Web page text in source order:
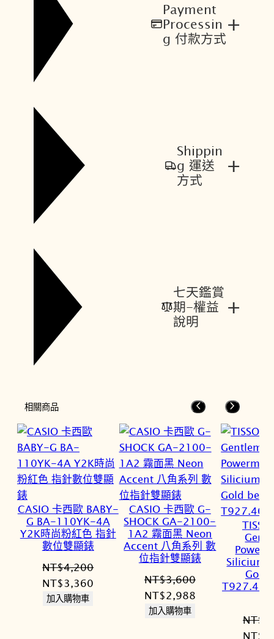
Payment
Processin
g 付款方式
+
Shippin
g 運送
方式
+
七天鑑賞
期-權益
說明
+
相關商品
CASIO 卡西歐 BABY-
G BA-110YK-4A
Y2K時尚粉紅色 指針
數位雙顯錶
NT$4,200
原
始
NT$3,360
加入購物車
CASIO 卡西歐 G-
SHOCK GA-2100-
1A2 霧面黑 Neon
Accent 八角系列 數
位指針雙顯錶
NT$3,600
原
始
NT$2,988目
加入購物車
Silicium
Gold
NT$
原
NT$